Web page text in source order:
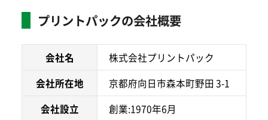
プリントパックの会社概要
会社名
株式会社プリントパック
会社所在地
京都府向日市森本町野田 3-1
会社設立
創業:1970年6月